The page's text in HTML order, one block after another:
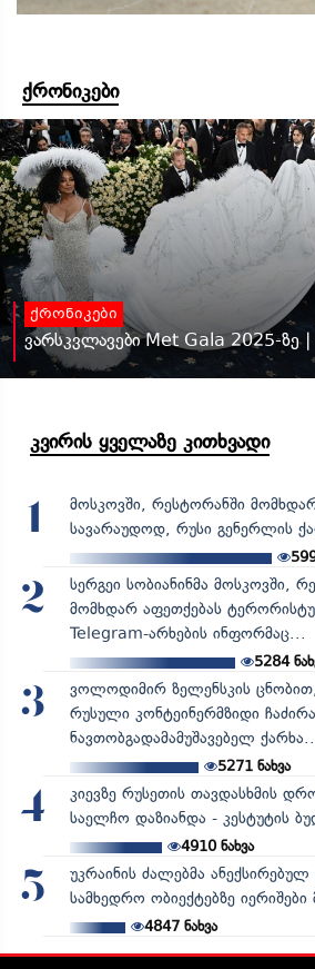
ქრონიკები
ქრონიკები
ვარსკვლავები Met Gala 2025-ზე
კვირის ყველაზე კითხვადი
1
მოსკოვში, რესტორანში
სავარაუდოდ, რუსი გენერლის
2
სერგეი სობიანინმა მოსკოვში,
მომხდარ აფეთქებას
Telegram-არხების ინფორმაც...
5284
3
ვოლოდიმირ ზელენსკის ცნობით,
რუსული კონტეინერმზიდი
ნავთობგადამამუშავებელ
5271ნახვა
4
კიევზე რუსეთის თავდასხმის
საელჩო დაზიანდა - კესტუტის
4910ნახვა
5
უკრაინის ძალებმა
სამხედრო ობიექტებზე იერიშები
4847ნახვა